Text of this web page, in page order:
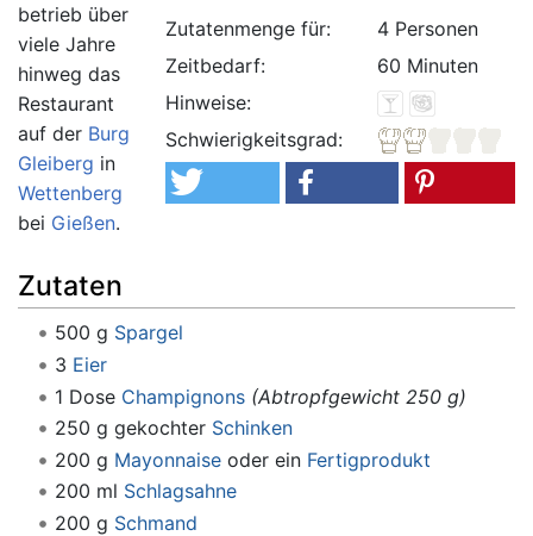
Zutatenmenge für:
4 Personen
Zeitbedarf:
60 Minuten
Hinweise:
Schwierigkeitsgrad:
betrieb über
viele Jahre
hinweg das
Restaurant
auf der Burg
Gleiberg in
Wettenberg
bei Gießen.
Zutaten
500 g Spargel
3 Eier
1 Dose Champignons (Abtropfgewicht 250 g)
250 g gekochter Schinken
200 g Mayonnaiseoder ein Fertigprodukt
200 ml Schlagsahne
200 g Schmand